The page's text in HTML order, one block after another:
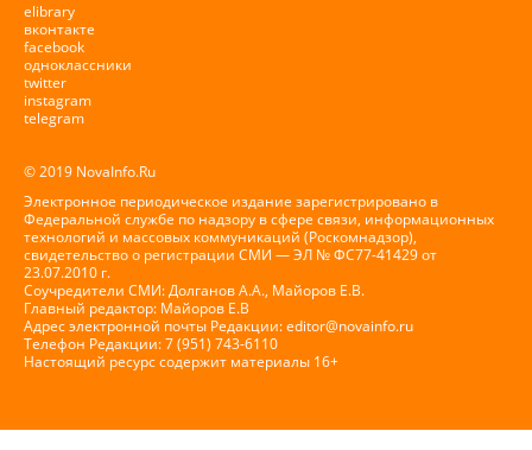
elibrary
вконтакте
facebook
одноклассники
twitter
instagram
telegram
© 2019 NovaInfo.Ru
Электронное периодическое издание зарегистрировано в
Федеральной службе по надзору в сфере связи, информационных
технологий и массовых коммуникаций (Роскомнадзор),
свидетельство о регистрации СМИ — ЭЛ № ФС77-41429 от
23.07.2010 г.
Соучредители СМИ: Долганов А.А., Майоров Е.В.
Главный редактор: Майоров Е.В
Адрес электронной почты Редакции:editor@novainfo.ru
Телефон Редакции: 7 (951) 743-6110
Настоящий ресурс содержит материалы 16+